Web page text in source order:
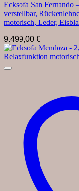
Ecksofa San Fernando
verstellbar,
motorisch, Leder,
9.499,00 €